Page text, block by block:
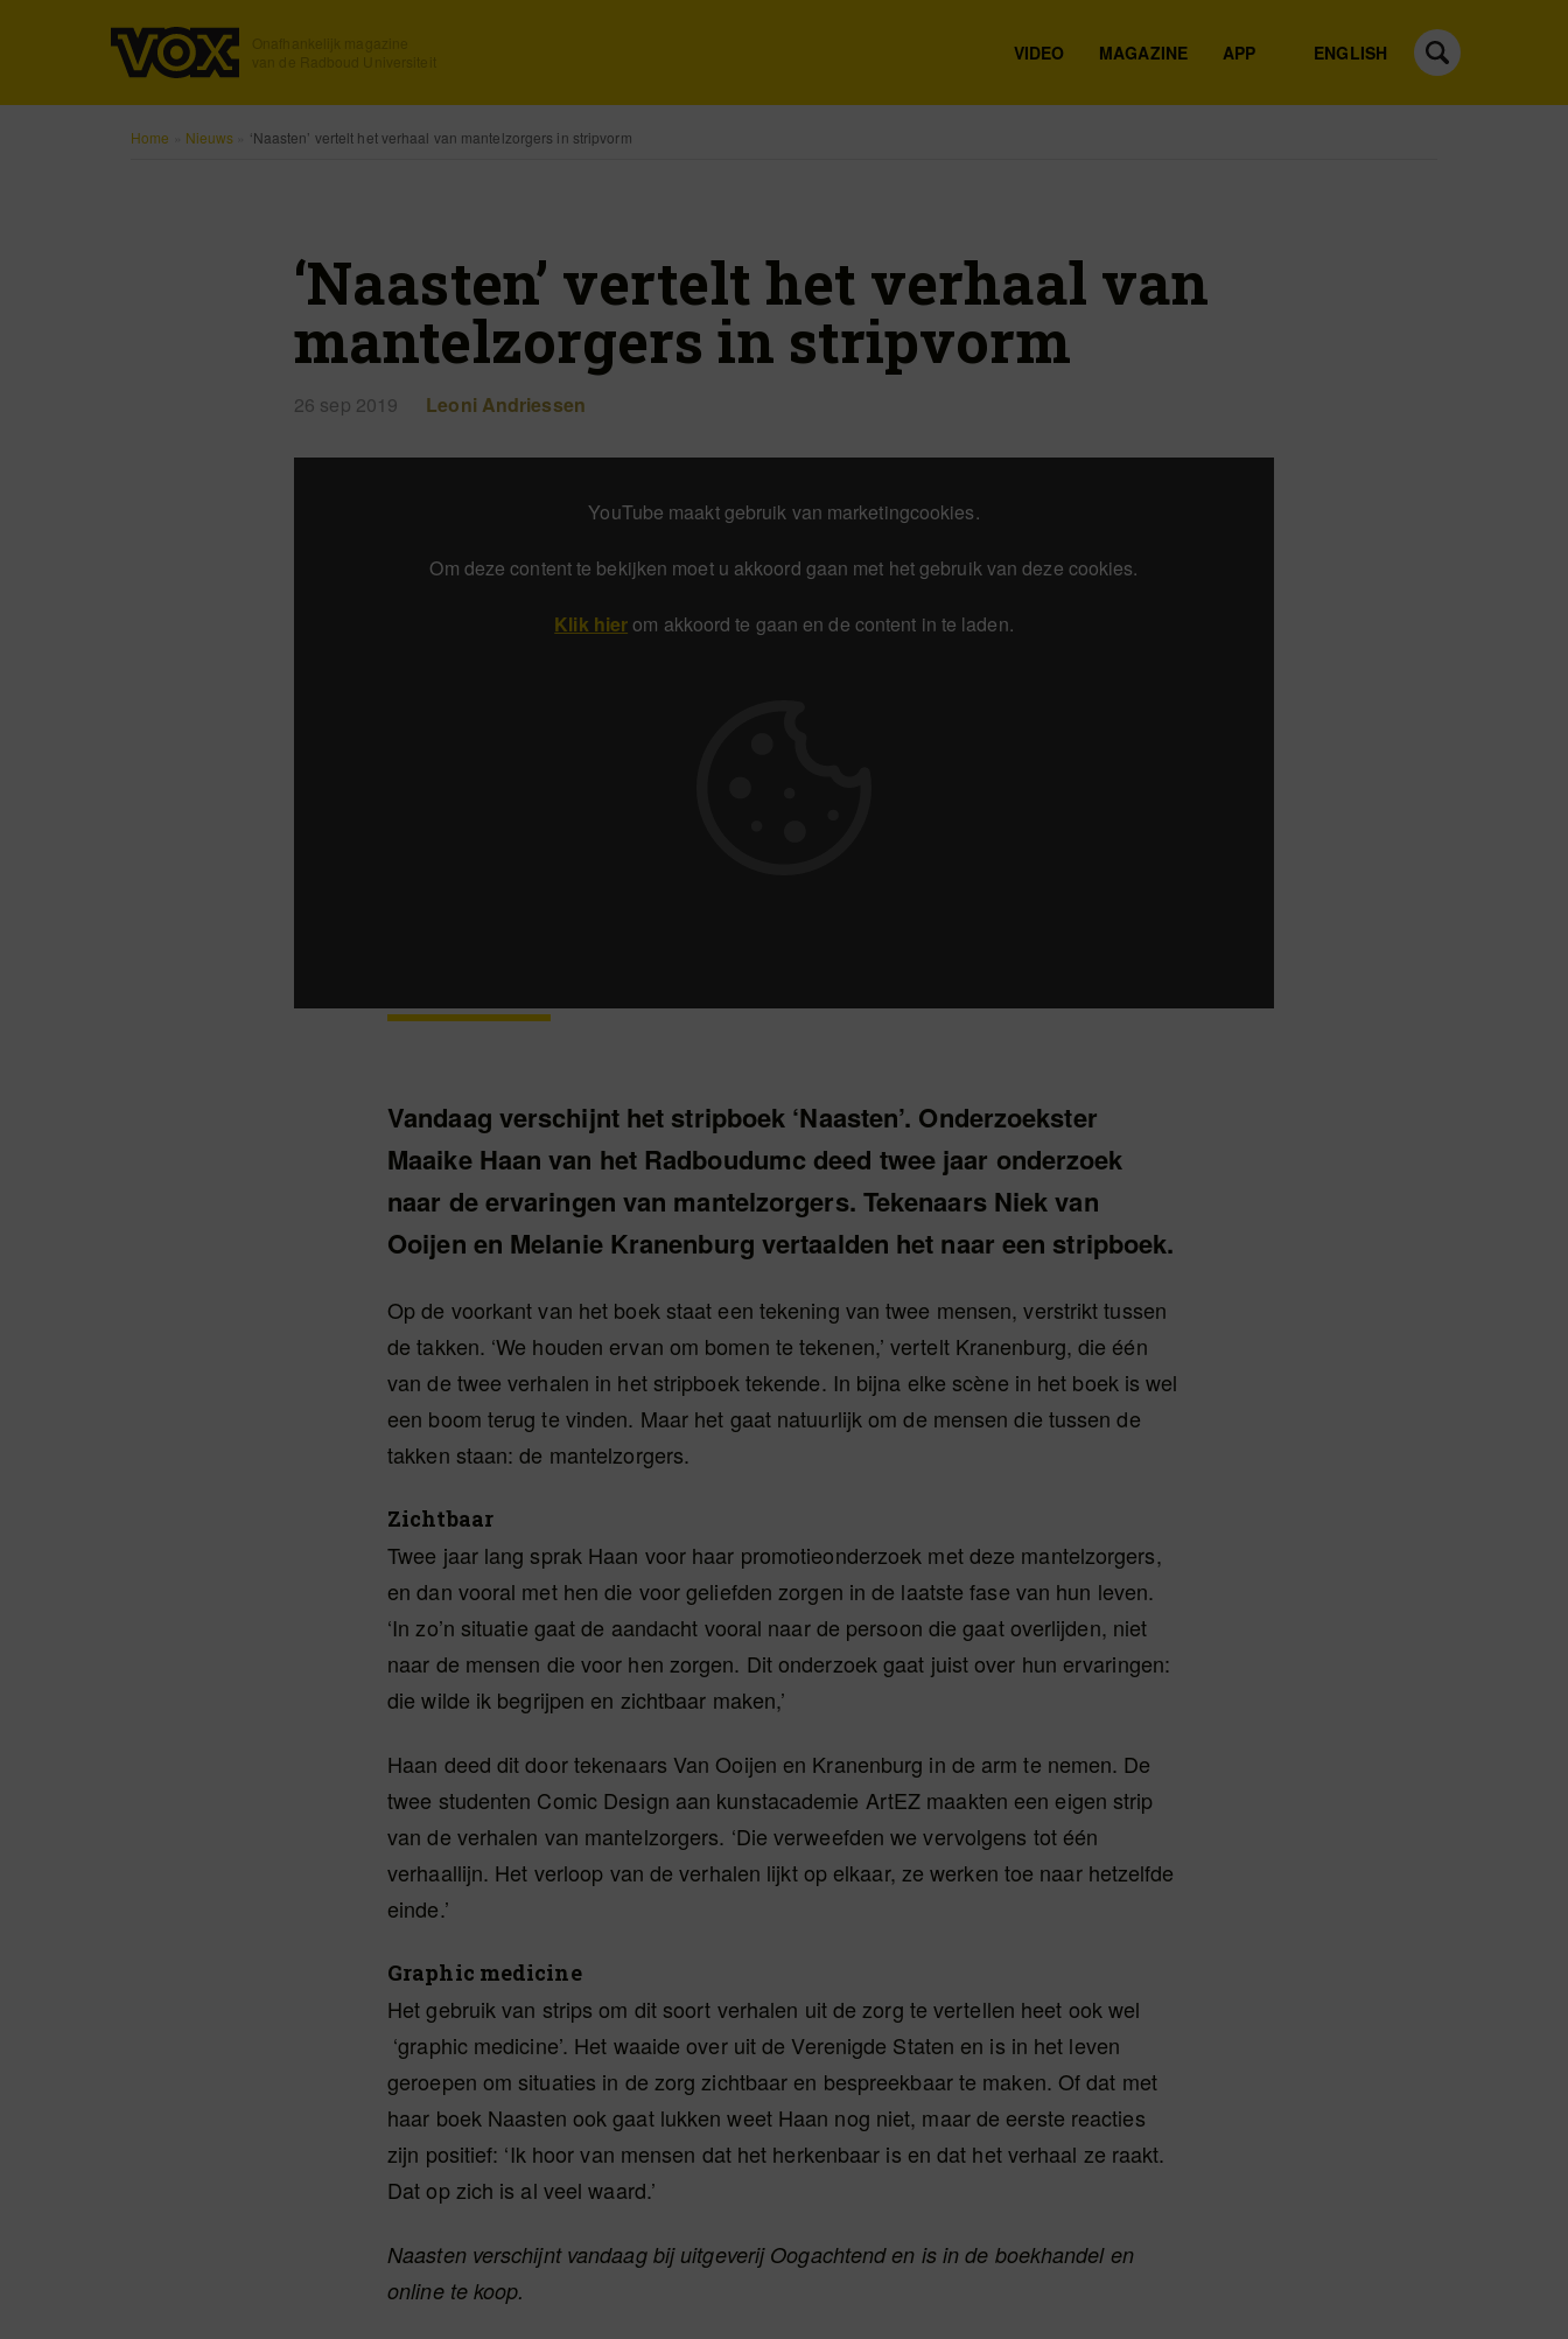
ENGLISH
VIDEO MAGAZINE APP
Home Nieuws ‘Naasten’ vertelt het verhaal van mantelzorgers in stripvorm
‘Naasten’ vertelt het verhaal van
mantelzorgers in stripvorm
26 sep 2019 Leoni Andriessen
YouTube maakt gebruik van marketingcookies.
Om deze content te bekijken moet u akkoord gaan met het gebruik van deze cookies.
Klik hierom akkoord te gaan en de content in te laden.
Vandaag verschijnt het stripboek ‘Naasten’. Onderzoekster
Maaike Haan van het Radboudumc deed twee jaar onderzoek
naar de ervaringen van mantelzorgers. Tekenaars Niek van
Ooijen en Melanie Kranenburg vertaalden het naar een stripboek.
Op de voorkant van het boek staat een tekening van twee mensen, verstrikt tussen
de takken. ‘We houden ervan om bomen te tekenen,’ vertelt Kranenburg, die één
van de twee verhalen in het stripboek tekende. In bijna elke scène in het boek is wel
een boom terug te vinden. Maar het gaat natuurlijk om de mensen die tussen de
takken staan: de mantelzorgers.
Zichtbaar
Twee jaar lang sprak Haan voor haar promotieonderzoek met deze mantelzorgers,
en dan vooral met hen die voor geliefden zorgen in de laatste fase van hun leven.
‘In zo’n situatie gaat de aandacht vooral naar de persoon die gaat overlijden, niet
naar de mensen die voor hen zorgen. Dit onderzoek gaat juist over hun ervaringen:
die wilde ik begrijpen en zichtbaar maken,’
Haan deed dit door tekenaars Van Ooijen en Kranenburg in de arm te nemen. De
twee studenten Comic Design aan kunstacademie ArtEZ maakten een eigen strip
van de verhalen van mantelzorgers. ‘Die verweefden we vervolgens tot één
verhaallijn. Het verloop van de verhalen lijkt op elkaar, ze werken toe naar hetzelfde
einde.’
Graphic medicine
Het gebruik van strips om dit soort verhalen uit de zorg te vertellen heet ook wel
‘graphic medicine’. Het waaide over uit de Verenigde Staten en is in het leven
geroepen om situaties in de zorg zichtbaar en bespreekbaar te maken. Of dat met
haar boek Naasten ook gaat lukken weet Haan nog niet, maar de eerste reacties
zijn positief: ‘Ik hoor van mensen dat het herkenbaar is en dat het verhaal ze raakt.
Dat op zich is al veel waard.’
Naasten verschijnt vandaag bij uitgeverij Oogachtend en is in de boekhandel en
online te koop.